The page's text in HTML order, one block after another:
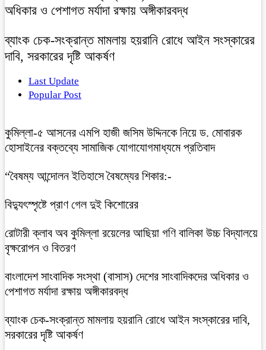
অধিকার ও পেশাগত মর্যাদা রক্ষায় অঙ্গীকারবদ্ধ
ব্যাংক চেক-সংক্রান্ত মামলায় হয়রানি রোধে আইন সংস্কারের
দাবি, সরকারের দৃষ্টি আকর্ষণ
Last Update
Popular Post
কুমিল্লা-৫ আসনের এমপি হাজী জসিম উদ্দিনকে নিয়ে ড. মোবারক
হোসাইনের বক্তব্যে সামাজিক যোগাযোগমাধ্যমে প্রতিবাদ
“বৈষম্য আন্দোলন ইতিহাসে বৈষম্যের শিকার:-
বিদ্যুৎস্পৃষ্টে প্রাণ গেল দুই কিশোরের
রোটারী ক্লাব অব কুমিল্লা রয়েলের আছিয়া গণি বালিকা উচ্চ বিদ্যালয়ে
বৃক্ষরোপন ও বিতরণ
বাংলাদেশ সাংবাদিক সংস্থা (বাসাস) দেশের সাংবাদিকদের অধিকার ও
পেশাগত মর্যাদা রক্ষায় অঙ্গীকারবদ্ধ
ব্যাংক চেক-সংক্রান্ত মামলায় হয়রানি রোধে আইন সংস্কারের দাবি,
সরকারের দৃষ্টি আকর্ষণ